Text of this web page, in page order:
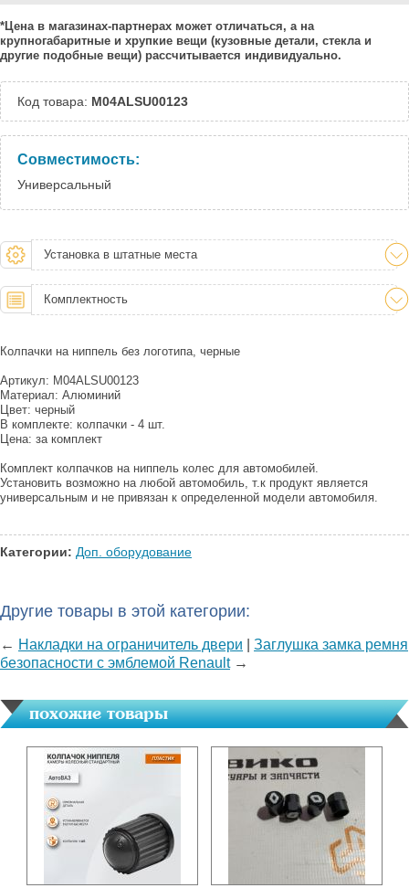
Тюмень:
Под заказ
Челябинск:
Под заказ
*Цена в магазинах-партнерах может отличаться, а на
крупногабаритные и хрупкие вещи (кузовные детали, стекла и
другие подобные вещи) рассчитывается индивидуально.
Код товара: M04ALSU00123
Совместимость:
Универсальный
Установка в штатные места
Комплектность
Колпачки на ниппель без логотипа, черные
Артикул: M04ALSU00123
Материал: Алюминий
Цвет: черный
В комплекте: колпачки - 4 шт.
Цена: за комплект
Комплект колпачков на ниппель колес для автомобилей.
Установить возможно на любой автомобиль, т.к продукт является
универсальным и не привязан к определенной модели автомобиля.
Категории: Доп. оборудование
Другие товары в этой категории:
← Накладки на ограничитель двери
Заглушка замка ремня
безопасности с эмблемой Renault→
похожие товары